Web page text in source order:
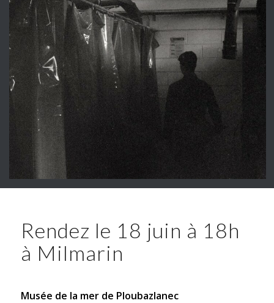
Rendez le 18 juin à 18h
à Milmarin
Musée de la mer de Ploubazlanec